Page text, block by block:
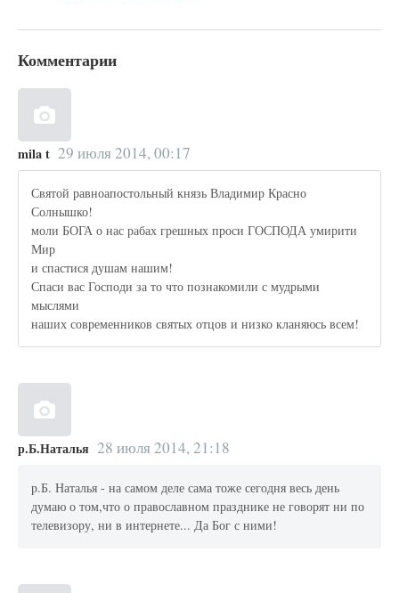
Комментарии
mila t 29 июля 2014, 00:17
Святой равноапостольный князь Владимир Красно
Солнышко!
моли БОГА о нас рабах грешных проси ГОСПОДА умирити
Мир
и спастися душам нашим!
Спаси вас Господи за то что познакомили с мудрыми
мыслями
наших современников святых отцов и низко кланяюсь всем!
р.Б.Наталья 28 июля 2014, 21:18
р.Б. Наталья - на самом деле сама тоже сегодня весь день
думаю о том,что о православном празднике не говорят ни по
телевизору, ни в интернете... Да Бог с ними!